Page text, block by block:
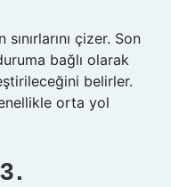
çizer. Son
bağlı olarak
belirler.
orta yol